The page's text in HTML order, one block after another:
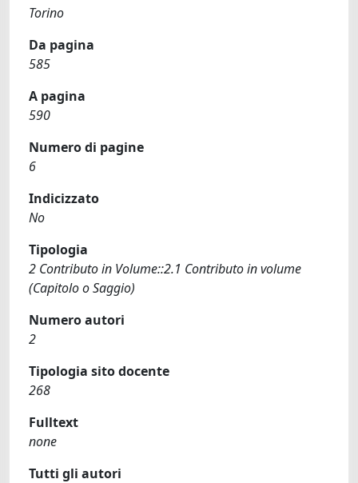
Torino
Da pagina
585
A pagina
590
Numero di pagine
6
Indicizzato
No
Tipologia
2 Contributo in Volume::2.1 Contributo in volume
(Capitolo o Saggio)
Numero autori
2
Tipologia sito docente
268
Fulltext
none
Tutti gli autori